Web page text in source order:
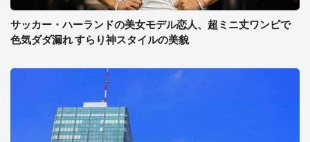
サッカー・ハーランドの美女モデル恋人、超ミニ丈ワンピで
色気ダダ漏れ すらり神スタイルの美貌